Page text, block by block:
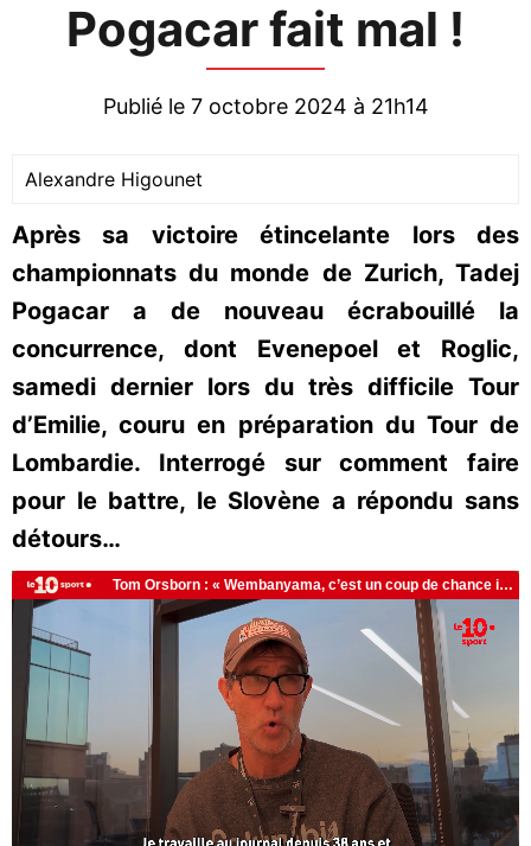
Pogacar fait mal !
Publié le 7 octobre 2024 à 21h14
Alexandre Higounet
Après sa victoire étincelante lors des
championnats du monde de Zurich, Tadej
Pogacar a de nouveau écrabouillé la
concurrence, dont Evenepoel et Roglic,
samedi dernier lors du très difficile Tour
d’Emilie, couru en préparation du Tour de
Lombardie. Interrogé sur comment faire
pour le battre, le Slovène a répondu sans
détours…